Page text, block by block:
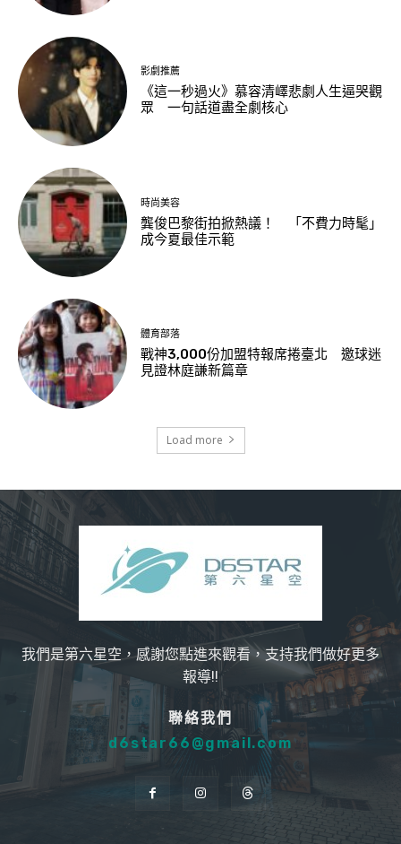
影劇推薦
《這一秒過火》慕容清嶧悲劇人生逼哭觀
眾 一句話道盡全劇核心
時尚美容
龔俊巴黎街拍掀熱議！ 「不費力時髦」
成今夏最佳示範
體育部落
戰神3,000份加盟特報席捲臺北 邀球迷
見證林庭謙新篇章
Load more
我們是第六星空，感謝您點進來觀看，支持我們做好更多
報導!!
聯絡我們
d6star66@gmail.com